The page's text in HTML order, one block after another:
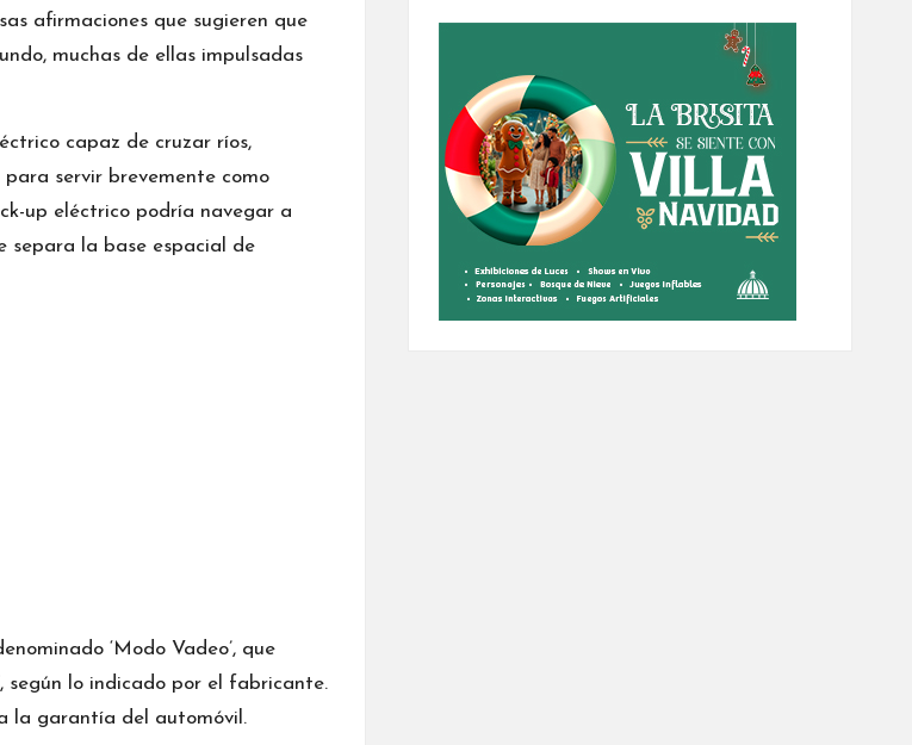
afirmaciones que sugieren que
muchas de ellas impulsadas
capaz de cruzar ríos,
servir brevemente como
up eléctrico podría navegar a
la base espacial de
‘Modo Vadeo’, que
según lo indicado por el fabricante.
la garantía del automóvil.